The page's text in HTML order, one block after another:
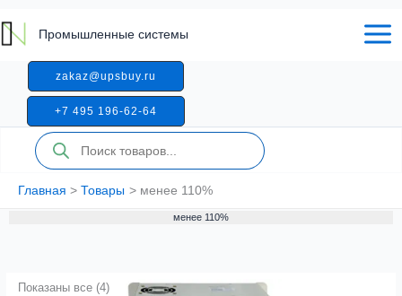
к
содержимому
Промышленные системы
zakaz@upsbuy.ru
+7 495 196-62-64
Поиск
товаров
Главная Товары менее 110%
менее 110%
Показаны все (4)